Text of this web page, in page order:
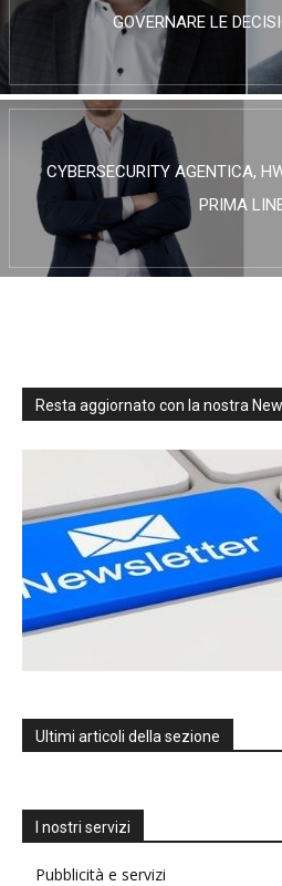
GOVERNARE LE
CYBERSECURITY AGENTICA,
PRIMA
Resta aggiornato con la nostra
Ultimi articoli della sezione
I nostri servizi
Pubblicità e servizi